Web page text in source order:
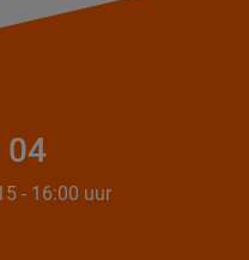
04
- 16:00 uur